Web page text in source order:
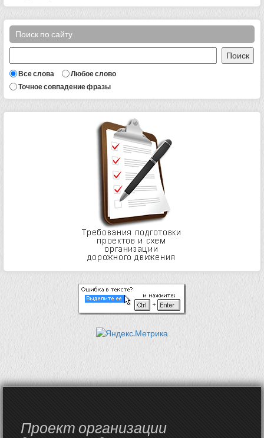
Поиск по сайту
Все слова
Любое слово
Точное совпадение фразы
Проект организации